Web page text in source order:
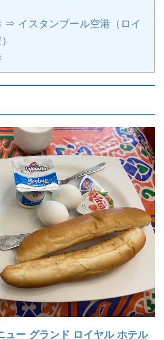
⇒ イスタンブール空港（ロイ
ュー グランド ロイヤル ホテル